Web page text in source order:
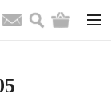
お問い合わせ
検索 バッグ